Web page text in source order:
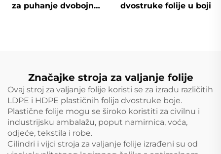
za puhanje dvobojne
dvostruke folije u boji
Značajke stroja za valjanje folije
Ovaj stroj za valjanje folije koristi se za izradu različitih
LDPE i HDPE plastičnih folija dvostruke boje.
Plastične folije mogu se široko koristiti za civilnu i
industrijsku ambalažu, poput namirnica, voća,
odjeće, tekstila i robe.
Cilindri i vijci stroja za valjanje folije izrađeni su od